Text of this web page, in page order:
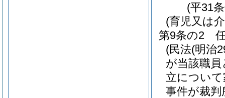
(平31
(育児又は
第9条の2
(民法(明治
が当該職
立につい
事件が裁